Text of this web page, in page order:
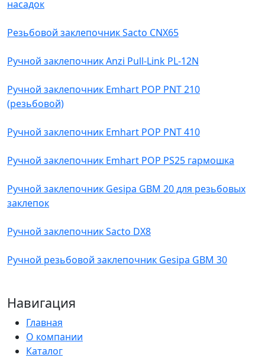
насадок
Резьбовой заклепочник Sacto CNX65
Ручной заклепочник Anzi Pull-Link PL-12N
Ручной заклепочник Emhart POP PNT 210
(резьбовой)
Ручной заклепочник Emhart POP PNT 410
Ручной заклепочник Emhart POP PS25 гармошка
Ручной заклепочник Gesipa GBM 20 для резьбовых
заклепок
Ручной заклепочник Sacto DX8
Ручной резьбовой заклепочник Gesipa GBM 30
Навигация
Главная
О компании
Каталог